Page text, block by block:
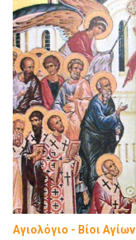
Αγιολόγιο - Βίοι Αγίων